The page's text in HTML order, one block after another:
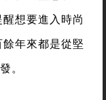
想要進入時尚
年來都是從堅
。